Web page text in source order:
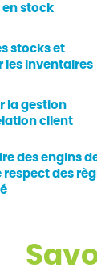
stock
stocks et
les inventaires
la gestion
client
des engins
respect des